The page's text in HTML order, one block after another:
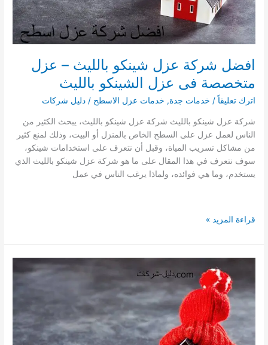
افضل شركة عزل شينكو بالليث – عزل
متخصصة فى عزل الشينكو بالليث
اترك تعليقاً / خدمات جدة, خدمات عزل الاسطح /دليل شركات
شركة عزل شينكو بالليث شركة عزل شينكو بالليث، يبحث الكثير من
الناس لعمل عزل على السطح الخاص بالمنزل أو البيت، وذلك لمنع كثير
من مشاكل تسريب المياة، وقبل أن نتعرف على استخدامات شينكو،
سوف نتعرف في هذا المقال على ما هو شركة عزل شينكو بالليث الذي
يستخدم، وما هي فوائده، ولماذا يرغب الناس في عمل
افضل
عزل
شينكو
عزل
متخصصة
عزل
قراءة المزيد »